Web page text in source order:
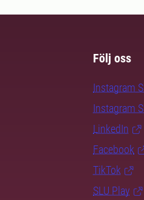
Följ oss
Instagram
Instagram
LinkedIn
Facebook
TikTok
SLU Play